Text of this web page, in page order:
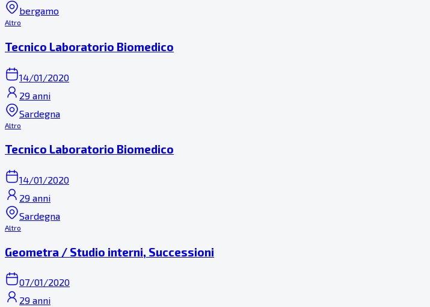
bergamo
Altro
Tecnico Laboratorio Biomedico
14/01/2020
29 anni
Sardegna
Altro
Tecnico Laboratorio Biomedico
14/01/2020
29 anni
Sardegna
Altro
Geometra / Studio interni, Successioni
07/01/2020
29 anni